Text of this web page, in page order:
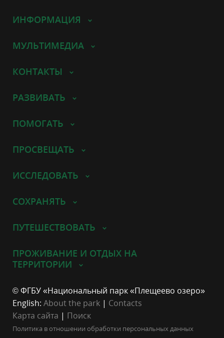
ИНФОРМАЦИЯ
МУЛЬТИМЕДИА
КОНТАКТЫ
РАЗВИВАТЬ
ПОМОГАТЬ
ПРОСВЕЩАТЬ
ИССЛЕДОВАТЬ
СОХРАНЯТЬ
ПУТЕШЕСТВОВАТЬ
ПРОЖИВАНИЕ И ОТДЫХ НА
ТЕРРИТОРИИ
© ФГБУ «Национальный парк «Плещеево озеро»
English: About the park | Contacts
Карта сайта | Поиск
Политика в отношении обработки персональных данных